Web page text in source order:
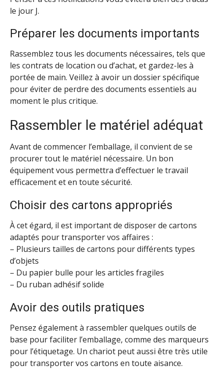
le jour J.
Préparer les documents importants
Rassemblez tous les documents nécessaires, tels que
les contrats de location ou d’achat, et gardez-les à
portée de main. Veillez à avoir un dossier spécifique
pour éviter de perdre des documents essentiels au
moment le plus critique.
Rassembler le matériel adéquat
Avant de commencer l’emballage, il convient de se
procurer tout le matériel nécessaire. Un bon
équipement vous permettra d’effectuer le travail
efficacement et en toute sécurité.
Choisir des cartons appropriés
À cet égard, il est important de disposer de cartons
adaptés pour transporter vos affaires :
– Plusieurs tailles de cartons pour différents types
d’objets
– Du papier bulle pour les articles fragiles
– Du ruban adhésif solide
Avoir des outils pratiques
Pensez également à rassembler quelques outils de
base pour faciliter l’emballage, comme des marqueurs
pour l’étiquetage. Un chariot peut aussi être très utile
pour transporter vos cartons en toute aisance.